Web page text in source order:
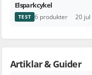
Elsparkcykel
TEST 6 produkter 20 jul
Artiklar & Guider